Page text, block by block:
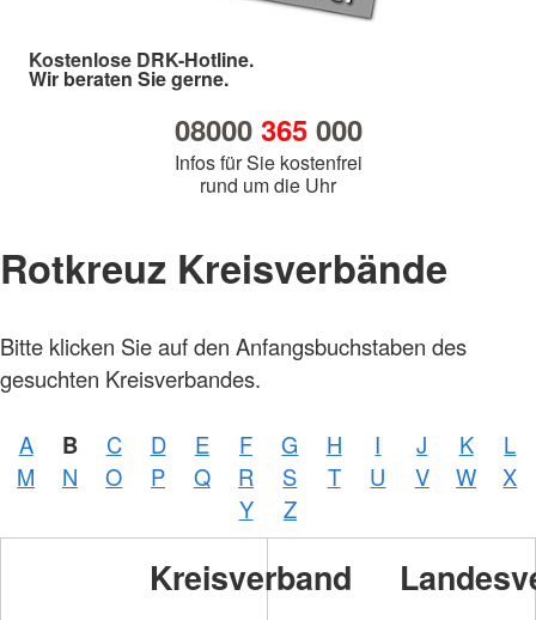
Kostenlose DRK-Hotline.
Wir beraten Sie gerne.
08000 365000
Infos für Sie kostenfrei
rund um die Uhr
Rotkreuz Kreisverbände
Bitte klicken Sie auf den Anfangsbuchstaben des
gesuchten Kreisverbandes.
A B C D E F G H I J K
L
M
N O P Q R S T U V W
X
Y
Z
Kreisverband